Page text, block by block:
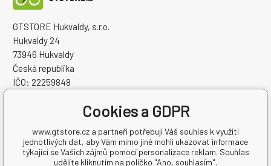
GTSTORE Hukvaldy, s.r.o.
Hukvaldy 24
73946 Hukvaldy
Česká republika
IČO: 22259848
Cookies a GDPR
www.gtstore.cz a partneři potřebují Váš souhlas k využití
jednotlivých dat, aby Vám mimo jiné mohli ukazovat informace
týkající se Vašich zájmů pomocí personalizace reklam. Souhlas
udělíte kliknutím na políčko "Ano, souhlasím".